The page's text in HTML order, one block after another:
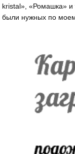
kristal», «Ромашка» и
были нужных по